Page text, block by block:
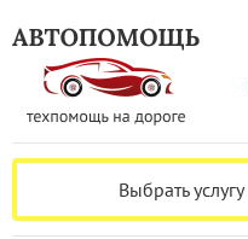
Выбрать услугу